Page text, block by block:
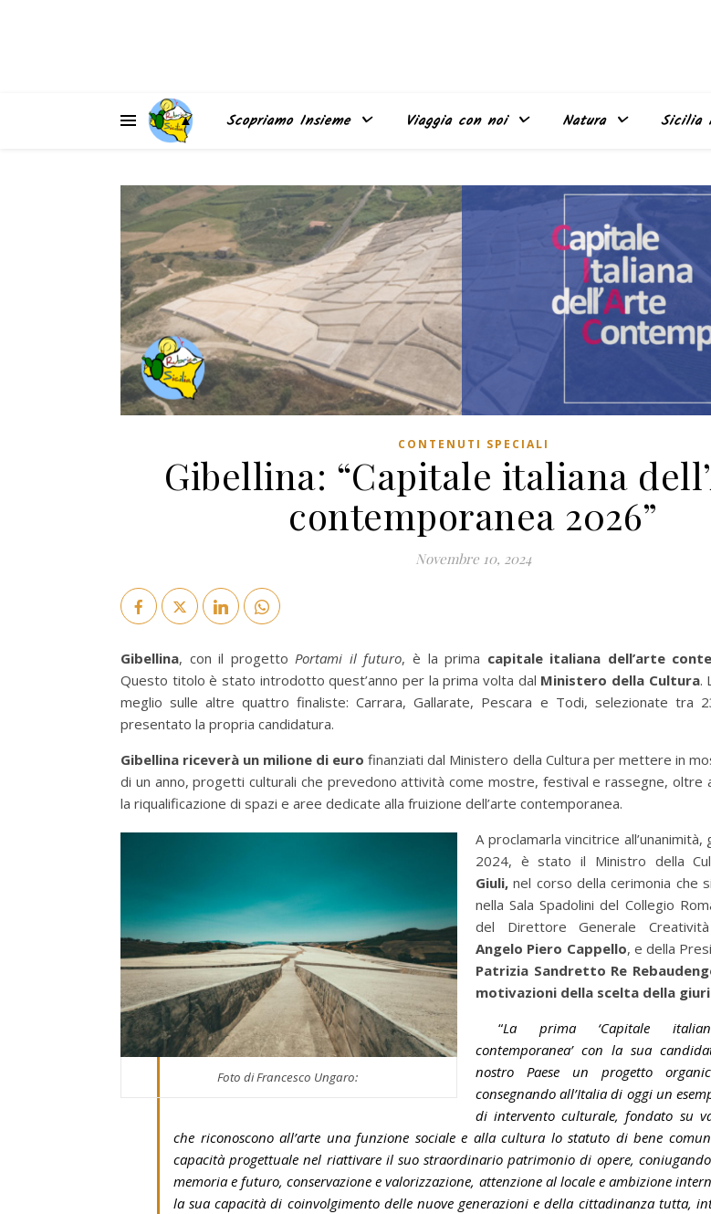
▲ Scopriamo Insieme Viaggia con noi Natura Sicilia
CONTENUTI SPECIALI
Gibellina: “Capitale italiana
contemporanea 2026”
Novembre 10, 2024
Gibellina, con il progettoPortami il futuro, è la prima capitale italiana dell’arte
Questo titolo è stato introdotto quest’anno per la prima volta dal Ministero della Cultura.
meglio sulle altre quattro finaliste: Carrara, Gallarate, Pescara e Todi, selezionate tra
presentato la propria candidatura.
Gibellina riceverà un milione di eurofinanziati dal Ministero della Cultura per mettere in
di un anno, progetti culturali che prevedono attività come mostre, festival e rassegne, oltre
la riqualificazione di spazi e aree dedicate alla fruizione dell’arte contemporanea.
Foto di Francesco Ungaro:
A proclamarla vincitrice
2024, è stato il Ministro della
Giuli,nel corso della cerimonia che
nella Sala Spadolini del Collegio
del Direttore Generale Creatività
Angelo Piero Cappello, e della
Patrizia Sandretto Re
motivazioni della scelta della
“La prima ‘Capitale
contemporanea’ con la sua
nostro Paese un progetto
consegnando all’Italia di oggi un
di intervento culturale, fondato su
che riconoscono all’arte una funzione sociale e alla cultura lo statuto di bene
capacità progettuale nel riattivare il suo straordinario patrimonio di opere,
memoria e futuro, conservazione e valorizzazione, attenzione al locale e ambizione
la sua capacità di coinvolgimento delle nuove generazioni e della cittadinanza tutta,